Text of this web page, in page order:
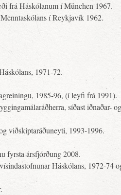
frá Háskólanum í München 1967.
í Reykjavík 1962.
1971-72.
1985-96, (í leyfi frá 1991).
síðast iðnaðar-
viðskiptaráðuneyti, 1993-1996.
fyrsta ársfjórðung 2008.
Háskólans, 1972-74